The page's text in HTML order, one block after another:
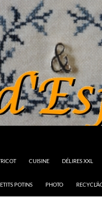
CUISINE DÉLIRES XXL
POTINS PHOTO